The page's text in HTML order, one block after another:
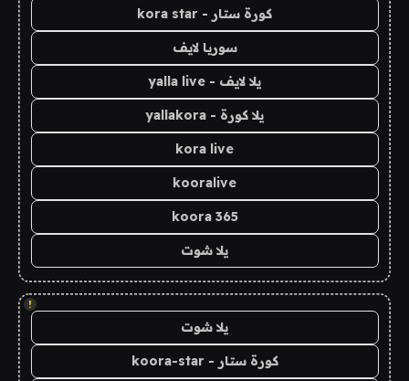
كورة ستار - kora star
سوريا لايف
يلا لايف - yalla live
يلا كورة - yallakora
kora live
kooralive
koora 365
يلا شوت
!
يلا شوت
كورة ستار - koora-star